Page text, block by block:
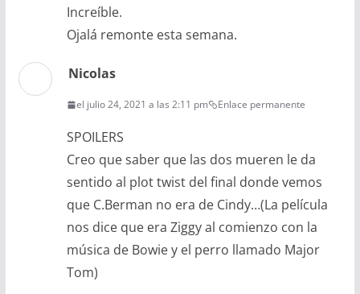
Increíble.
Ojalá remonte esta semana.
Nicolas
el julio 24, 2021 a las 2:11 pm Enlace permanente
SPOILERS
Creo que saber que las dos mueren le da
sentido al plot twist del final donde vemos
que C.Berman no era de Cindy…(La película
nos dice que era Ziggy al comienzo con la
música de Bowie y el perro llamado Major
Tom)